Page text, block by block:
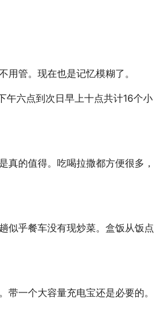
管。现在也是记忆模糊了。
六点到次日早上十点共计16个小
真的值得。吃喝拉撒都方便很多，
似乎餐车没有现炒菜。盒饭从饭点
一个大容量充电宝还是必要的。